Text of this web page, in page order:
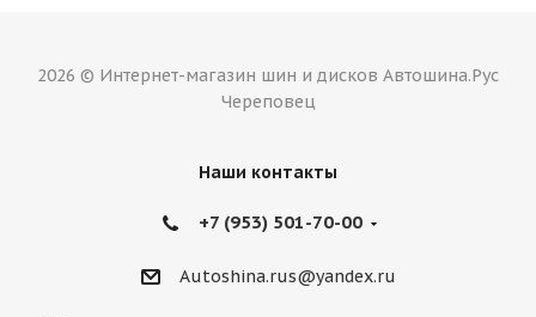
2026 © Интернет-магазин шин и дисков Автошина.Рус
Череповец
Наши контакты
+7 (953) 501-70-00
Autoshina.rus@yandex.ru